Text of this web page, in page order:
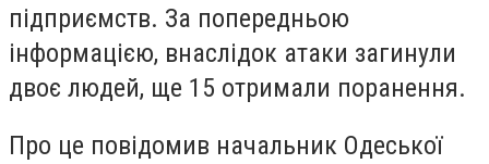
підприємств. За попередньою
інформацією, внаслідок атаки загинули
двоє людей, ще 15 отримали поранення.
Про це повідомив начальник Одеської